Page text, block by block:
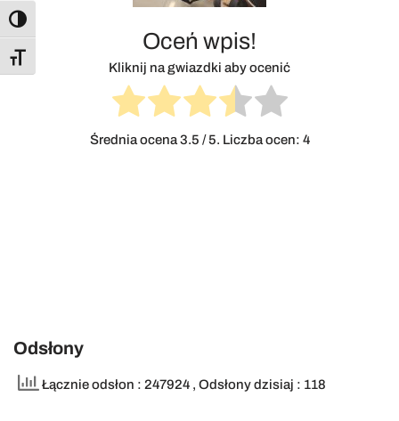
Toggle High Contrast
Toggle Font size
Oceń wpis!
Kliknij na gwiazdki aby ocenić
Średnia ocena3.5 / 5. Liczba ocen: 4
Odsłony
Łącznie odsłon : 247924 , Odsłony dzisiaj : 118